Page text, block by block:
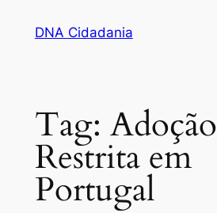
DNA Cidadania
Tag: Adoção
Restrita em
Portugal